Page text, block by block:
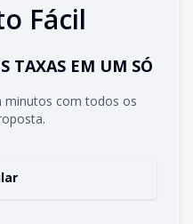
Fácil
TAXAS EM UM SÓ
minutos com todos os